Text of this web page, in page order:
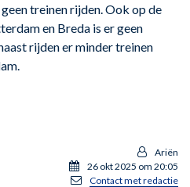
treinen rijden. Ook op de
en Breda is er geen
rijden er minder treinen
Ariën
26 okt 2025 om 20:05
Contact met redactie